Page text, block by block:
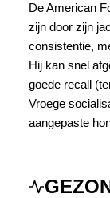
De American
zijn door zijn
consistentie,
Hij kan snel
goede recall
Vroege
aangepaste